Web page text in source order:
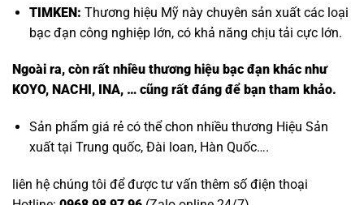
TIMKEN: Thương hiệu Mỹ này chuyên sản xuất các loại
bạc đạn công nghiệp lớn, có khả năng chịu tải cực lớn.
Ngoài ra, còn rất nhiều thương hiệu bạc đạn khác như
KOYO, NACHI, INA, … cũng rất đáng để bạn tham khảo.
Sản phẩm giá rẻ có thể chon nhiều thương Hiệu Sản
xuất tại Trung quốc, Đài loan, Hàn Quốc….
liên hệ chúng tôi để được tư vấn thêm số điện thoại